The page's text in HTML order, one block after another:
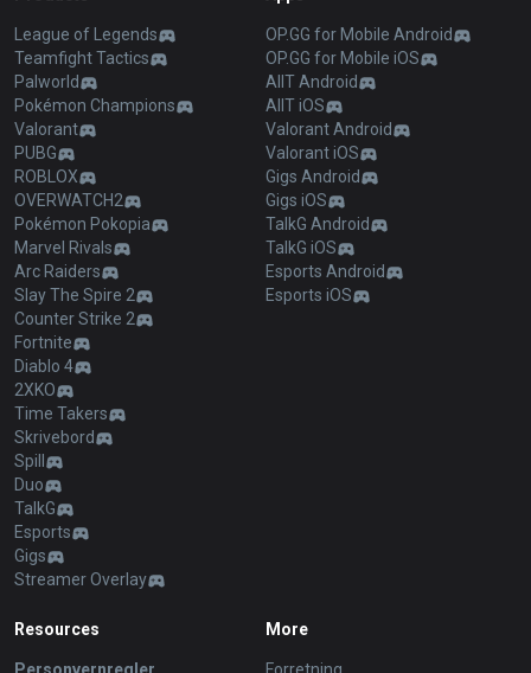
League of Legends
Teamfight Tactics
Palworld
Pokémon Champions
Valorant
PUBG
ROBLOX
OVERWATCH2
Pokémon Pokopia
Marvel Rivals
Arc Raiders
Slay The Spire 2
Counter Strike 2
Fortnite
Diablo 4
2XKO
Time Takers
Skrivebord
Spill
Duo
TalkG
Esports
Gigs
Streamer Overlay
OP.GG for Mobile Android
OP.GG for Mobile iOS
AllT Android
AllT iOS
Valorant Android
Valorant iOS
Gigs Android
Gigs iOS
TalkG Android
TalkG iOS
Esports Android
Esports iOS
Resources More